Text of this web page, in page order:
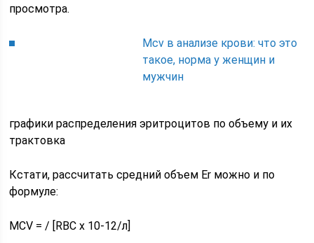
просмотра.
Mcv в анализе крови: что это
такое, норма у женщин и
мужчин
графики распределения эритроцитов по объему и их
трактовка
Кстати, рассчитать средний объем Er можно и по
формуле:
MCV = / [RBC x 10-12/л]